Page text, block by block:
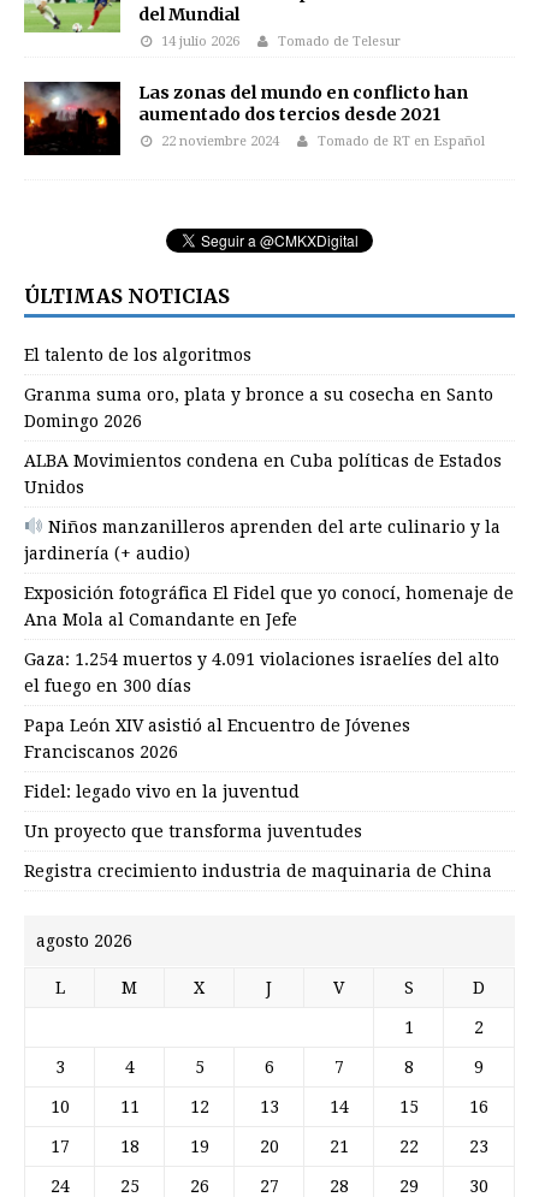
del Mundial
14 julio 2026 Tomado de Telesur
Las zonas del mundo en conflicto han
aumentado dos tercios desde 2021
22 noviembre 2024 Tomado de RT en Español
ÚLTIMAS NOTICIAS
El talento de los algoritmos
Granma suma oro, plata y bronce a su cosecha en Santo
Domingo 2026
ALBA Movimientos condena en Cuba políticas de Estados
Unidos
Niños manzanilleros aprenden del arte culinario y la
jardinería (+ audio)
Exposición fotográfica El Fidel que yo conocí, homenaje de
Ana Mola al Comandante en Jefe
Gaza: 1.254 muertos y 4.091 violaciones israelíes del alto
el fuego en 300 días
Papa León XIV asistió al Encuentro de Jóvenes
Franciscanos 2026
Fidel: legado vivo en la juventud
Un proyecto que transforma juventudes
Registra crecimiento industria de maquinaria de China
agosto 2026
L M X J V S D
1 2
3 4 5 6 7 8 9
10 11 12 13 14 15 16
17 18 19 20 21 22 23
24 25 26 27 28 29 30